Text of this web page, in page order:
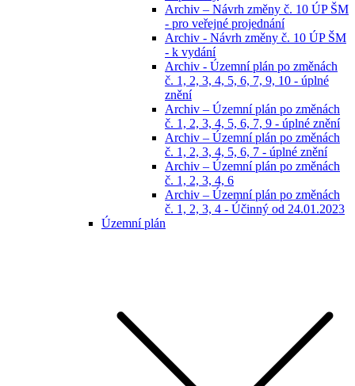
Archiv – Návrh změny č. 10 ÚP ŠM
- pro veřejné projednání
Archiv - Návrh změny č. 10 ÚP ŠM
- k vydání
Archiv - Územní plán po změnách
č. 1, 2, 3, 4, 5, 6, 7, 9, 10 - úplné
znění
Archiv – Územní plán po změnách
č. 1, 2, 3, 4, 5, 6, 7, 9 - úplné znění
Archiv – Územní plán po změnách
č. 1, 2, 3, 4, 5, 6, 7 - úplné znění
Archiv – Územní plán po změnách
č. 1, 2, 3, 4, 6
Archiv – Územní plán po změnách
č. 1, 2, 3, 4 - Účinný od 24.01.2023
Územní plán